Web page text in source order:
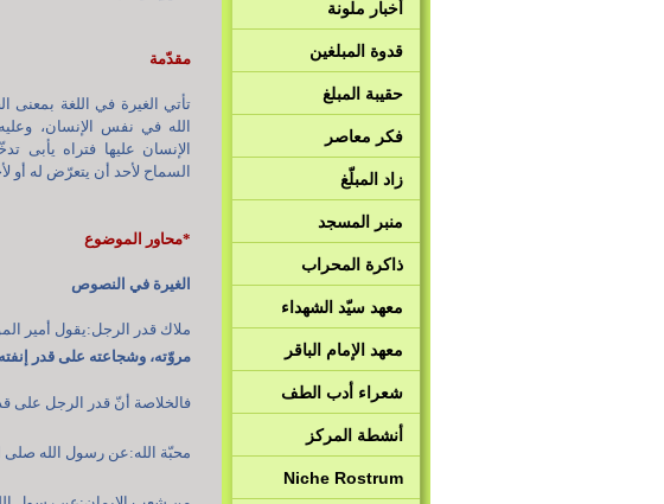
أخبار ملونة
قدوة المبلغين
حقيبة المبلغ
فكر معاصر
زاد المبلّغ
منبر المسجد
ذاكرة المحراب
معهد سيّد الشهداء
معهد الإمام الباقر
شعراء أدب الطف
أنشطة المركز
Niche Rostrum
مقدّمة
تأتي الغيرة في اللغة بمعنى
الله في نفس الإنسان،
الإنسان عليها فتراه
السماح لأحد أن يتعرّض له أو
*محاور الموضوع
الغيرة في النصوص
ملاك قدر الرجل:يقول أمير
مروّته، وشجاعته على قدر
فالخلاصة أنّ قدر الرجل على
محبّة الله:عن رسول الله صلى